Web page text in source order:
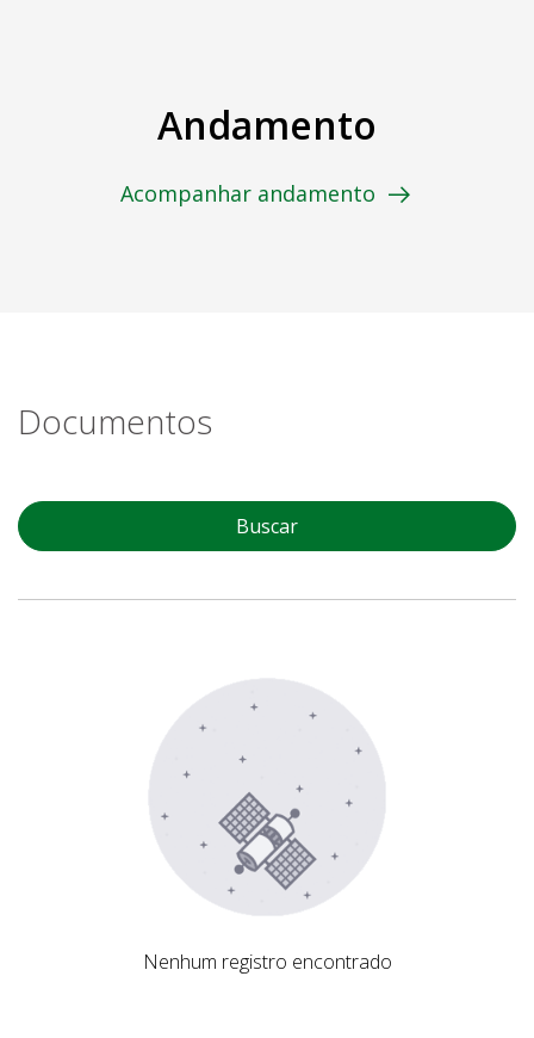
Andamento
Acompanhar andamento
Documentos
Buscar
Nenhum registro encontrado
Nenhum registro encontrado